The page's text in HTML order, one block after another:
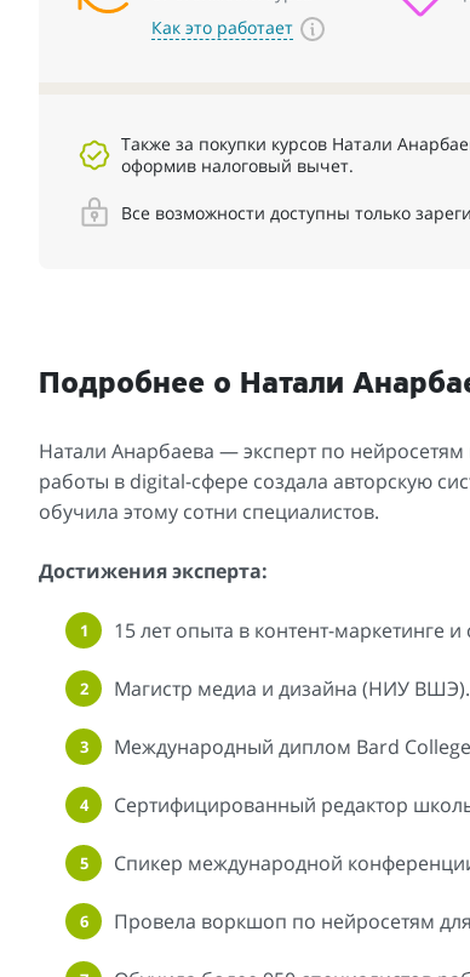
Как это работает
Также за покупки курсов Натали
оформив налоговый вычет.
Все возможности доступны только
Подробнее о Натали
Натали Анарбаева — эксперт по
работы в digital-сфере создала авторскую
обучила этому сотни специалистов.
Достижения эксперта:
15 лет опыта в контент-маркетинге
Магистр медиа и дизайна (НИУ ВШЭ).
Международный диплом Bard
Сертифицированный редактор
Спикер международной
Провела воркшоп по нейросетям